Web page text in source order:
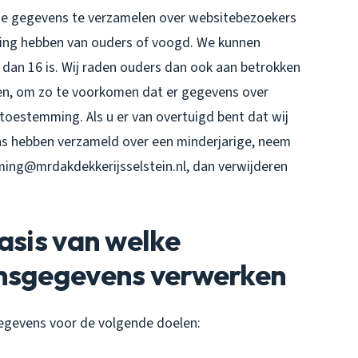
te verzamelen over websitebezoekers
hebben van ouders of voogd. We kunnen
16 is. Wij raden ouders dan ook aan betrokken
om zo te voorkomen dat er gegevens over
Als u er van overtuigd bent dat wij
verzameld over een minderjarige, neem
dan verwijderen
van welke
verwerken
voor de volgende doelen: